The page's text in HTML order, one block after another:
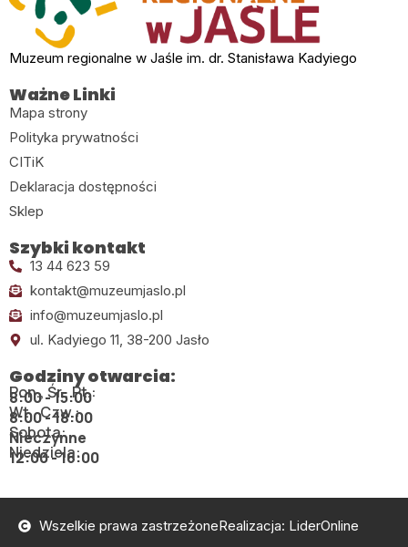
Muzeum regionalne w Jaśle im. dr. Stanisława Kadyiego
Ważne Linki
Mapa strony
Polityka prywatności
CITiK
Deklaracja dostępności
Sklep
Szybki kontakt
13 44 623 59
kontakt@muzeumjaslo.pl
info@muzeumjaslo.pl
ul. Kadyiego 11, 38-200 Jasło
Godziny otwarcia:
Pon., Śr., Pt.:
8:00 - 15:00
Wt., Czw.:
8:00 - 18:00
Sobota:
Nieczynne
Niedziela:
12:00 - 16:00
Wszelkie prawa zastrzeżoneRealizacja: LiderOnline